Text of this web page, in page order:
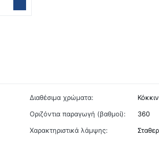
Διαθέσιμα χρώματα:
Οριζόντια παραγωγή (βαθμοί):
360
Χαρακτηριστικά λάμψης: